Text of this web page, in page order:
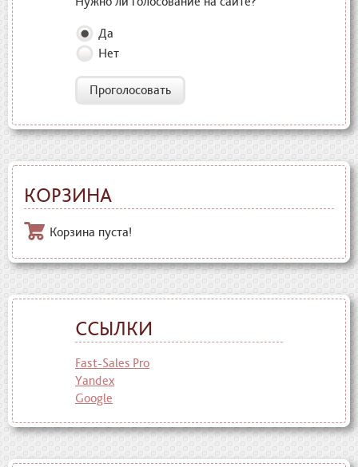
Да
Нет
Проголосовать
КОРЗИНА
Корзина пуста!
ССЫЛКИ
Fast-Sales Pro
Yandex
Google